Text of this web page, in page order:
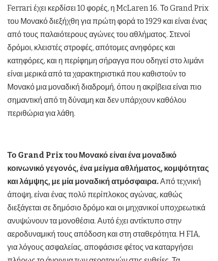
Ferrari έχει κερδίσει 10 φορές, η McLaren 16. Το Grand Prix
του Μονακό διεξήχθη για πρώτη φορά το 1929 και είναι ένας
από τους παλαιότερους αγώνες του αθλήματος. Στενοί
δρόμοι, κλειστές στροφές, απότομες ανηφόρες και
κατηφόρες, και η περίφημη σήραγγα που οδηγεί στο λιμάνι
είναι μερικά από τα χαρακτηριστικά που καθιστούν το
Μονακό μια μοναδική διαδρομή, όπου η ακρίβεια είναι πιο
σημαντική από τη δύναμη και δεν υπάρχουν καθόλου
περιθώρια για λάθη.
Το Grand Prix του Μονακό είναι ένα μοναδικό
κοινωνικό γεγονός, ένα μείγμα αθλήματος, κομψότητας
και λάμψης, με μία μοναδική ατμόσφαιρα.Από τεχνική
άποψη, είναι ένας πολύ περίπλοκος αγώνας, καθώς
διεξάγεται σε δημόσιο δρόμο και οι μηχανικοί υποχρεωτικά
ανυψώνουν τα μονοθέσια. Αυτό έχει αντίκτυπο στην
αεροδυναμική τους απόδοση και στη σταθερότητα. Η FIA,
για λόγους ασφαλείας, αποφάσισε φέτος να καταργήσει